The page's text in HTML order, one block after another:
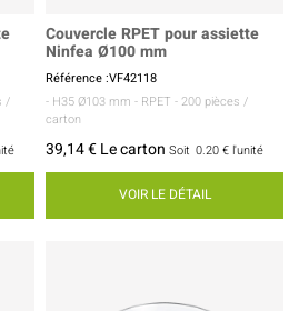
/
Couvercle RPET pour assiette
Ninfea Ø100 mm
Référence :VF42118
- H35 Ø103 mm - RPET - 200 pièces /
carton
39,14 € Le carton Soit 0.20 € l'unité
VOIR LE DÉTAIL